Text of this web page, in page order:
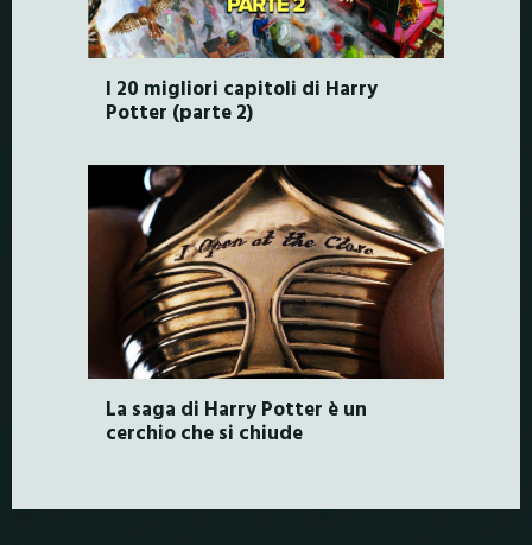
I 20 migliori capitoli di Harry
Potter (parte 2)
La saga di Harry Potter è un
cerchio che si chiude